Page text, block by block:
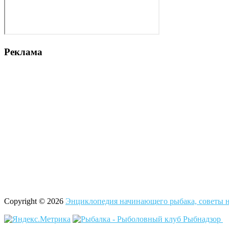
Реклама
Copyright © 2026 Энциклопедия начинающего рыбака, советы